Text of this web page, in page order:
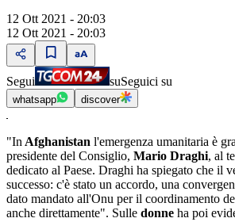
12 Ott 2021 - 20:03
12 Ott 2021 - 20:03
Segui suSeguici su
whatsapp discover
"In Afghanistan l'emergenza umanitaria è
presidente del Consiglio, Mario Draghi, al
dedicato al Paese. Draghi ha spiegato che il
successo: c'è stato un accordo, una
dato mandato all'Onu per il coordinamento
anche direttamente". Sulle donne ha poi